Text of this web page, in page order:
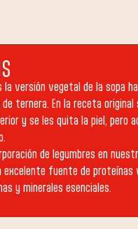
la versión vegetal de la sopa
de ternera. En la receta original
y se les quita la piel, pero
de legumbres en
excelente fuente de
y minerales esenciales.